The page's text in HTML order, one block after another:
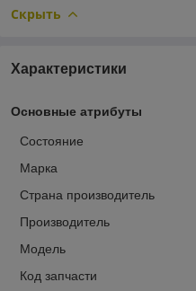
Скрыть
Характеристики
Основные атрибуты
Состояние
Марка
Страна производитель
Производитель
Модель
Код запчасти